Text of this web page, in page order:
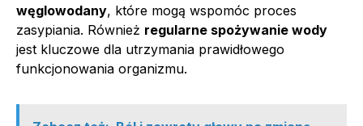
węglowodany, które mogą wspomóc proces
zasypiania. Również regularne spożywanie wody
jest kluczowe dla utrzymania prawidłowego
funkcjonowania organizmu.